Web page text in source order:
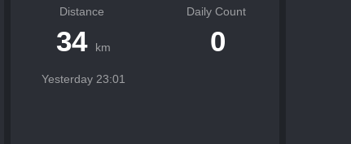
Distance
34 km
Yesterday 23:01
Daily Count
0